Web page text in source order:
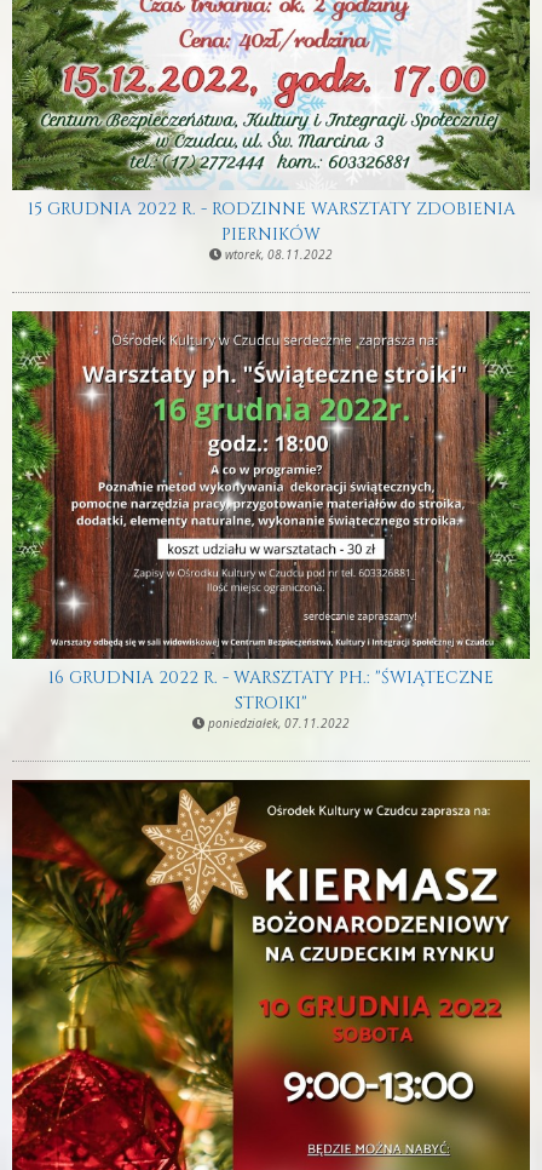
15 GRUDNIA 2022 R. - RODZINNE WARSZTATY ZDOBIENIA
PIERNIKÓW
wtorek, 08.11.2022
16 GRUDNIA 2022 R. - WARSZTATY PH.: "ŚWIĄTECZNE
STROIKI"
poniedziałek, 07.11.2022